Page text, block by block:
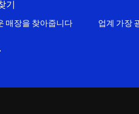
기
매장을 찾아줍니다
업계 가장